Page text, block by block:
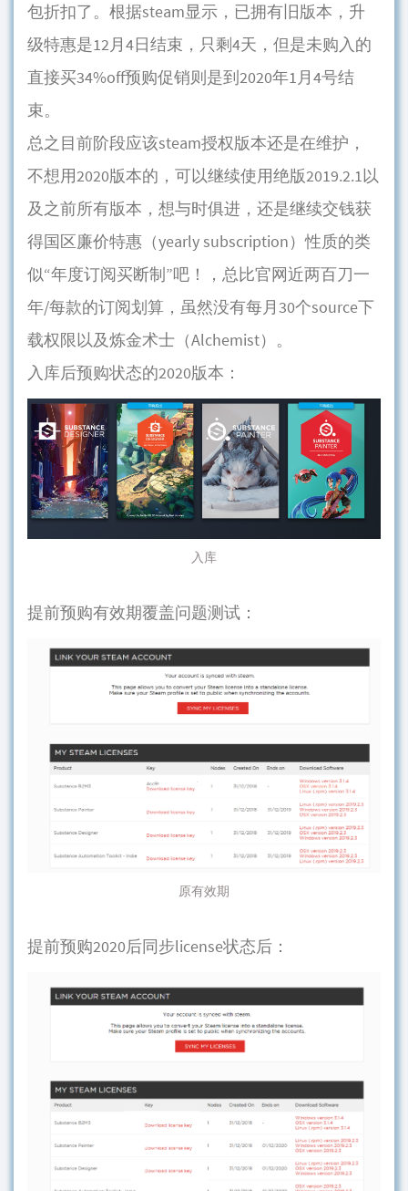
包折扣了。根据steam显示，已拥有旧版本，升
级特惠是12月4日结束，只剩4天，但是未购入的
直接买34%off预购促销则是到2020年1月4号结
束。
总之目前阶段应该steam授权版本还是在维护，
不想用2020版本的，可以继续使用绝版2019.2.1以
及之前所有版本，想与时俱进，还是继续交钱获
得国区廉价特惠（yearly subscription）性质的类
似“年度订阅买断制”吧！，总比官网近两百刀一
年/每款的订阅划算，虽然没有每月30个source下
载权限以及炼金术士（Alchemist）。
入库后预购状态的2020版本：
入库
提前预购有效期覆盖问题测试：
原有效期
提前预购2020后同步license状态后：